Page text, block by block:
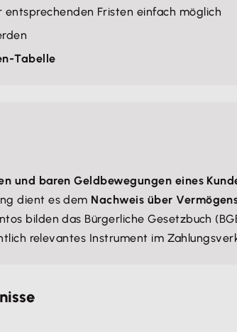
Fristen einfach möglich
Tabelle
und baren Geldbewegungen eines
dient es dem Nachweis über
bilden das Bürgerliche Gesetzbuch
relevantes Instrument im